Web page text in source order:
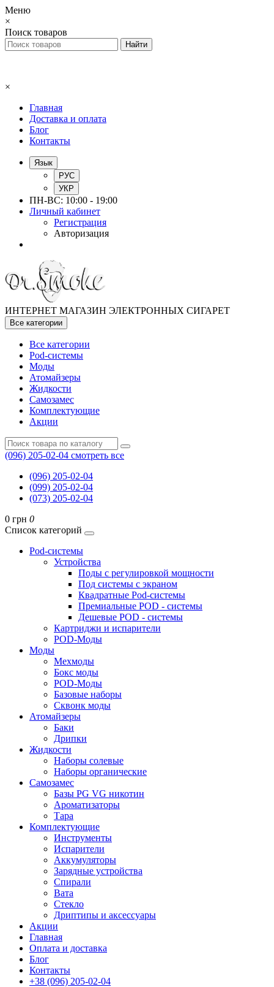
Меню
×
Поиск товаров
×
Главная
Доставка и оплата
Блог
Контакты
Язык
РУС
УКР
ПН-ВС: 10:00 - 19:00
Личный кабинет
Регистрация
Авторизация
ИНТЕРНЕТ МАГАЗИН ЭЛЕКТРОННЫХ СИГАРЕТ
Все категории
Все категории
Pod-системы
Моды
Атомайзеры
Жидкости
Самозамес
Комплектующие
Акции
(096) 205-02-04 смотреть все
(096) 205-02-04
(099) 205-02-04
(073) 205-02-04
0 грн 0
Список категорий
Pod-системы
Устройства
Поды с регулировкой мощности
Под системы с экраном
Квадратные Pod-системы
Премиальные POD - системы
Дешевые POD - системы
Картриджи и испарители
POD-Моды
Моды
Мехмоды
Бокс моды
POD-Моды
Базовые наборы
Сквонк моды
Атомайзеры
Баки
Дрипки
Жидкости
Наборы солевые
Наборы органические
Самозамес
Базы PG VG никотин
Ароматизаторы
Тара
Комплектующие
Инструменты
Испарители
Аккумуляторы
Зарядные устройства
Спирали
Вата
Стекло
Дриптипы и аксессуары
Акции
Главная
Оплата и доставка
Блог
Контакты
+38 (096) 205-02-04